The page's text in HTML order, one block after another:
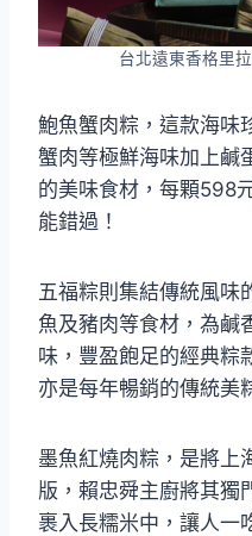
台北遠東香格里
鮑魚蟹肉粽，這款海味
蟹肉等極鮮海味加上鹹
的美味食材，每顆598
能錯過！
五福粽則集結傳統風味
魚及豬肉等食材，為鹹
味，豐盈飽足的經典粽
亦是每年暢銷的傳統美
墨魚紅燒肉粽，是將上
版，賴忠舜主廚將其獨
裹入長糯米中，讓人一